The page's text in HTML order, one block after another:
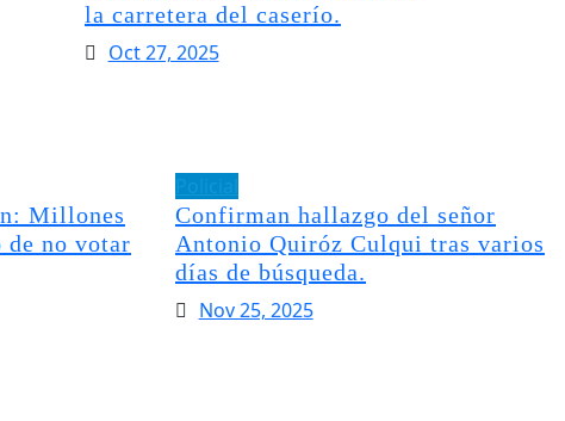
la carretera del caserío.
Oct 27, 2025
Millones
de no votar
Confirman hallazgo del señor
Antonio Quiróz Culqui tras varios
días de búsqueda.
Nov 25, 2025